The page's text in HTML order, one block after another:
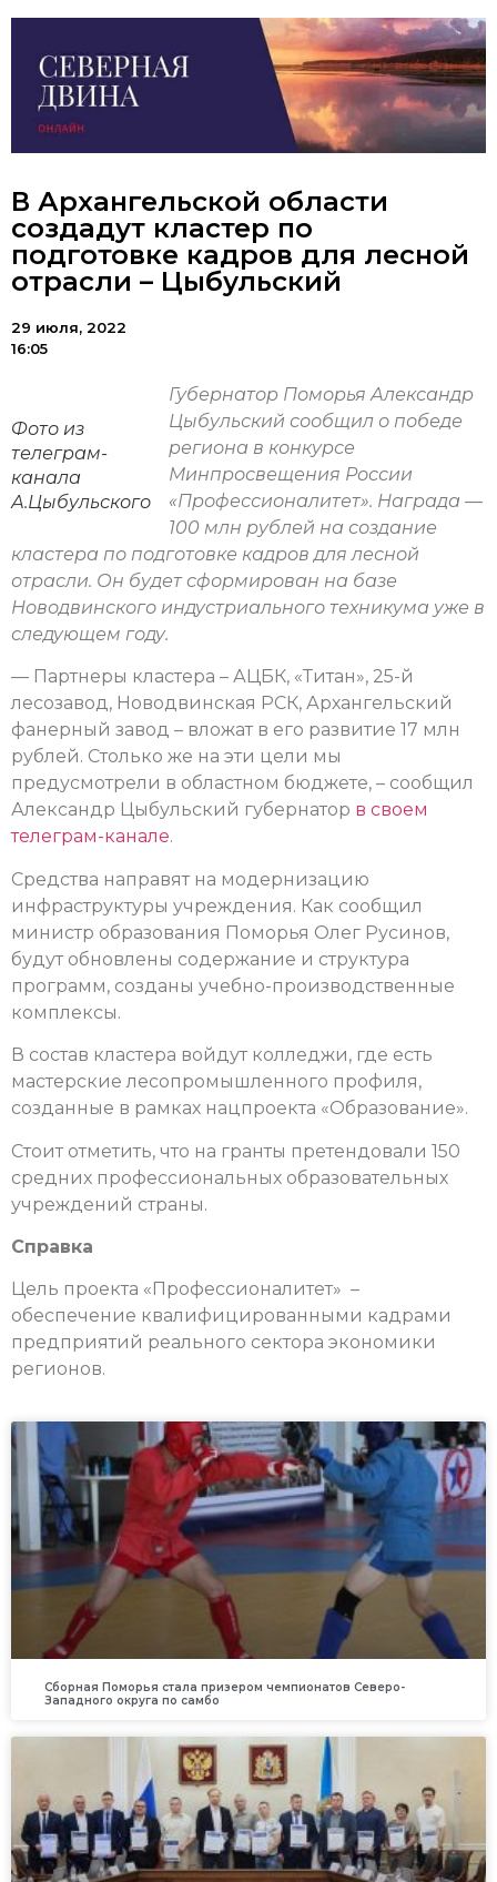
В Архангельской области
создадут кластер по
подготовке кадров для лесной
отрасли – Цыбульский
29 июля, 2022
16:05
Фото из
телеграм-
канала
А.Цыбульского
Губернатор Поморья Александр
Цыбульский сообщил о победе
региона в конкурсе
Минпросвещения России
«Профессионалитет». Награда —
100 млн рублей на создание
кластера по подготовке кадров для лесной
отрасли. Он будет сформирован на базе
Новодвинского индустриального техникума уже в
следующем году.
— Партнеры кластера – АЦБК, «Титан», 25-й
лесозавод, Новодвинская РСК, Архангельский
фанерный завод – вложат в его развитие 17 млн
рублей. Столько же на эти цели мы
предусмотрели в областном бюджете, – сообщил
Александр Цыбульский губернатор в своем
телеграм-канале.
Средства направят на модернизацию
инфраструктуры учреждения. Как сообщил
министр образования Поморья Олег Русинов,
будут обновлены содержание и структура
программ, созданы учебно-производственные
комплексы.
В состав кластера войдут колледжи, где есть
мастерские лесопромышленного профиля,
созданные в рамках нацпроекта «Образование».
Стоит отметить, что на гранты претендовали 150
средних профессиональных образовательных
учреждений страны.
Справка
Цель проекта «Профессионалитет» –
обеспечение квалифицированными кадрами
предприятий реального сектора экономики
регионов.
Сборная Поморья стала призером чемпионатов Северо-
Западного округа по самбо